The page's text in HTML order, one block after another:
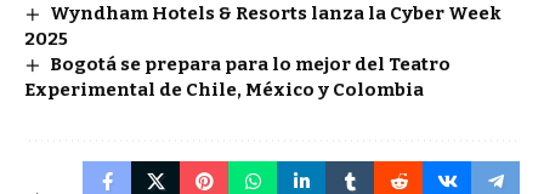
Wyndham Hotels & Resorts lanza la Cyber Week
2025
Bogotá se prepara para lo mejor del Teatro
Experimental de Chile, México y Colombia